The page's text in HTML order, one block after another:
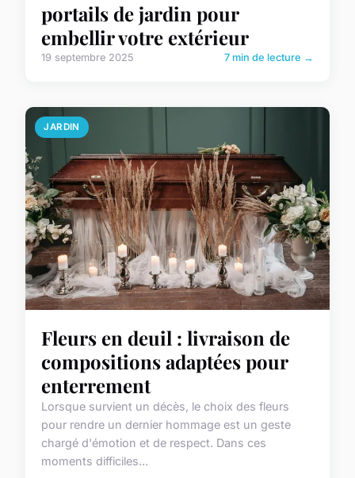
portails de jardin pour
embellir votre extérieur
19 septembre 2025 7 min de lecture →
JARDIN
Fleurs en deuil : livraison de
compositions adaptées pour
enterrement
Lorsque survient un décès, le choix des fleurs
pour rendre un dernier hommage est un geste
chargé d'émotion et de respect. Dans ces
moments difficiles...